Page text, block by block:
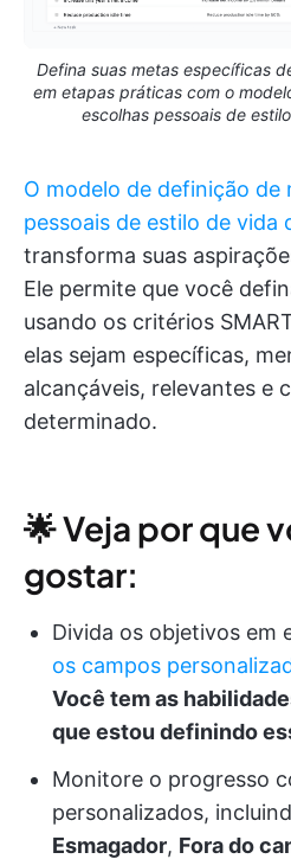
Defina suas metas específicas
em etapas práticas com o
escolhas pessoais de
O modelo de definição de
pessoais de estilo de vida
transforma suas
Ele permite que você
usando os critérios
elas sejam específicas,
alcançáveis, relevantes e
determinado.
🌟 Veja por que
gostar:
Divida os objetivos em
os campos
Você tem as
que estou definindo
Monitore o progresso
personalizados,
Esmagador, Fora do